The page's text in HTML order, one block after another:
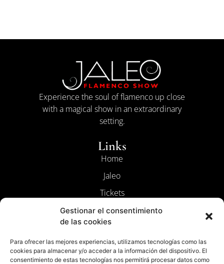
Gestionar el consentimiento
de las cookies
Para ofrecer las mejores experiencias, utilizamos tecnologías como las
cookies para almacenar y/o acceder a la información del dispositivo. El
consentimiento de estas tecnologías nos permitirá procesar datos como
Experience the soul of flamenco up close
with a magical show in an extraordinary
setting.
Links
Home
Jaleo
Tickets
Contact
The Flamenco
Legal